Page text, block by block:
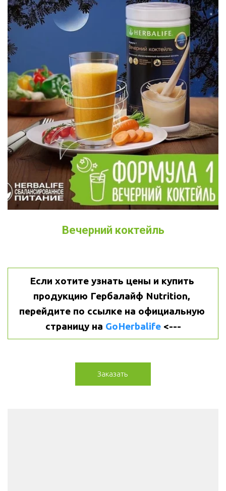
Вечерний коктейль
Если хотите узнать цены и купить
продукцию Гербалайф Nutrition,
перейдите по ссылке на официальную
страницу на GoHerbalife <---
Заказать